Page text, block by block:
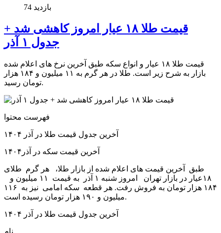
74 بازدید
قیمت طلا ۱۸ عیار امروز کاهشی شد +
جدول ۱ آذر
قیمت طلا ۱۸ عیار و انواع سکه طبق آخرین نرخ های اعلام شده
بازار به شرح زیر است. طلا در هر گرم به ۱۱ میلیون و ۱۸۴ هزار
تومان رسید.
فهرست محتوا
آخرین جدول قیمت طلا در آذر ۱۴۰۴
آخرین قیمت سکه در آذر۱۴۰۴
طبق آخرین قیمت های اعلام شده از بازار طلا، هر گرم طلای
۱۸عیار در بازار تهران امروز شنبه ۱ آذر به قیمت ۱۱ میلیون و
۱۸۴ هزار تومان به فروش رفت. هر قطعه سکه امامی نیز به ۱۱۶
میلیون و ۱۹۰ هزار تومان رسیده است.
آخرین جدول قیمت طلا در آذر ۱۴۰۴
نام